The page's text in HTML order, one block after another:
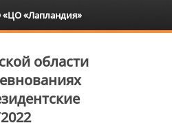
области
«Лапландия»